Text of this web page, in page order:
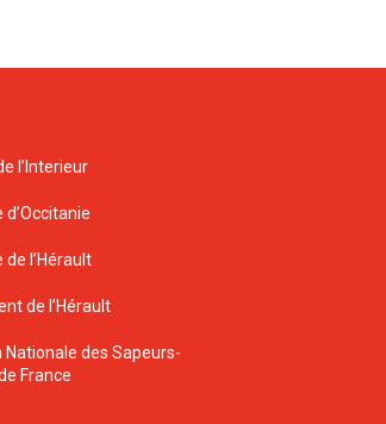
l’Interieur
l’Hérault
de l’Hérault
Nationale des Sapeurs-
France